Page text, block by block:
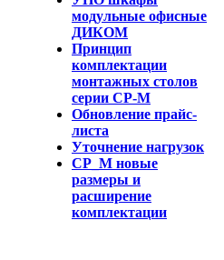
модульные офисные
ДИКОМ
Принцип
комплектации
монтажных столов
серии СР-М
Обновление прайс-
листа
Уточнение нагрузок
СР_М новые
размеры и
расширение
комплектации